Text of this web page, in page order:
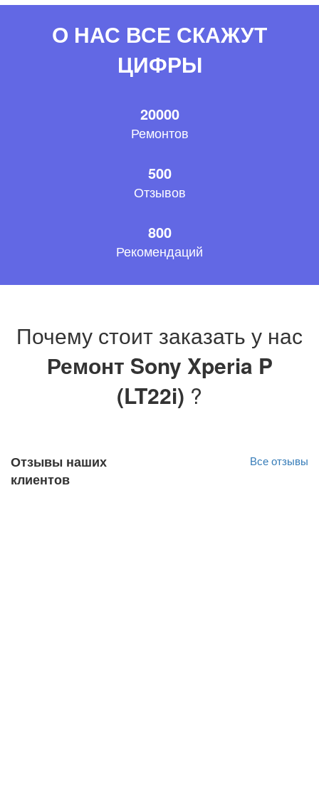
О НАС ВСЕ СКАЖУТ
ЦИФРЫ
20000
Ремонтов
500
Отзывов
800
Рекомендаций
Почему стоит заказать у нас
Ремонт Sony Xperia P
(LT22i) ?
Отзывы наших
клиентов
Все отзывы